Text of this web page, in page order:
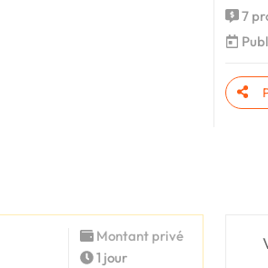
7
Montant privé
1 jour